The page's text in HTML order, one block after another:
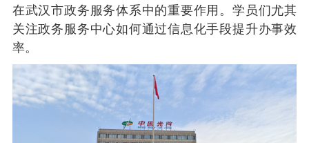
在武汉市政务服务体系中的重要作用。学员们尤其
关注政务服务中心如何通过信息化手段提升办事效
率。